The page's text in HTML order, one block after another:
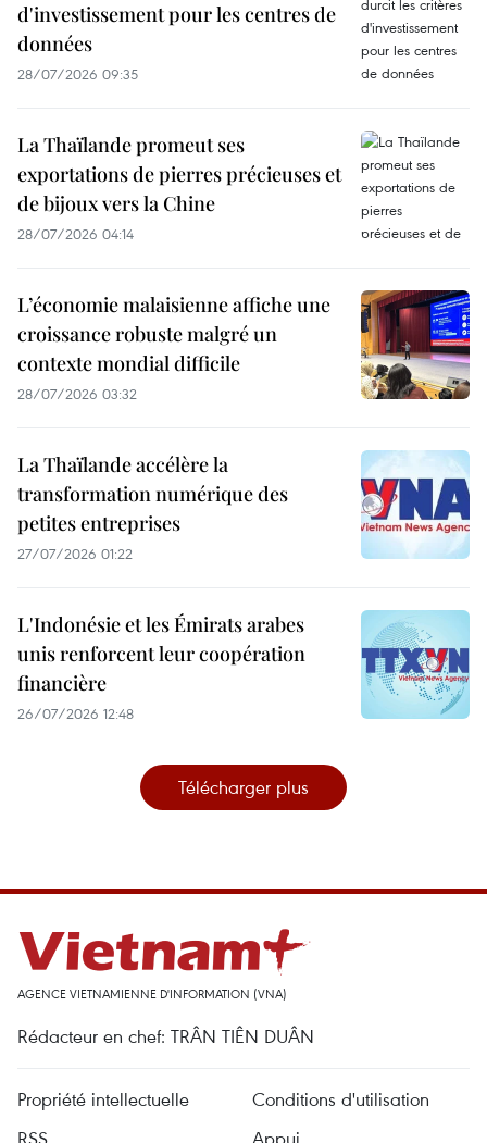
d'investissement pour les centres de
données
28/07/2026 09:35
La Thaïlande promeut ses
exportations de pierres précieuses et
de bijoux vers la Chine
28/07/2026 04:14
L’économie malaisienne affiche une
croissance robuste malgré un
contexte mondial difficile
28/07/2026 03:32
La Thaïlande accélère la
transformation numérique des
petites entreprises
27/07/2026 01:22
L'Indonésie et les Émirats arabes
unis renforcent leur coopération
financière
26/07/2026 12:48
Télécharger plus
AGENCE VIETNAMIENNE D'INFORMATION (VNA)
Rédacteur en chef: TRÂN TIÊN DUÂN
Propriété intellectuelle
Conditions d'utilisation